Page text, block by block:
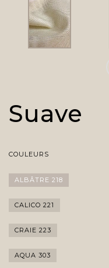
Suave
COULEURS
ALBÂTRE 218
CALICO 221
CRAIE 223
AQUA 303